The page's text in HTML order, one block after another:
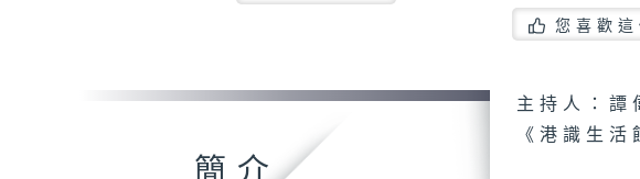
您喜歡
簡介
主持人：譚
《港識生